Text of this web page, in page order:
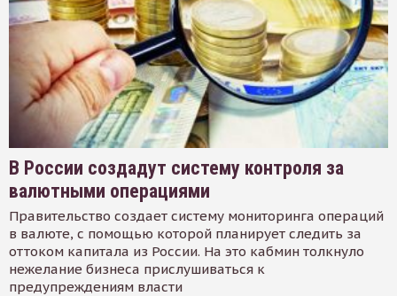
В России создадут систему контроля за
валютными операциями
Правительство создает систему мониторинга операций
в валюте, с помощью которой планирует следить за
оттоком капитала из России. На это кабмин толкнуло
нежелание бизнеса прислушиваться к
предупреждениям власти